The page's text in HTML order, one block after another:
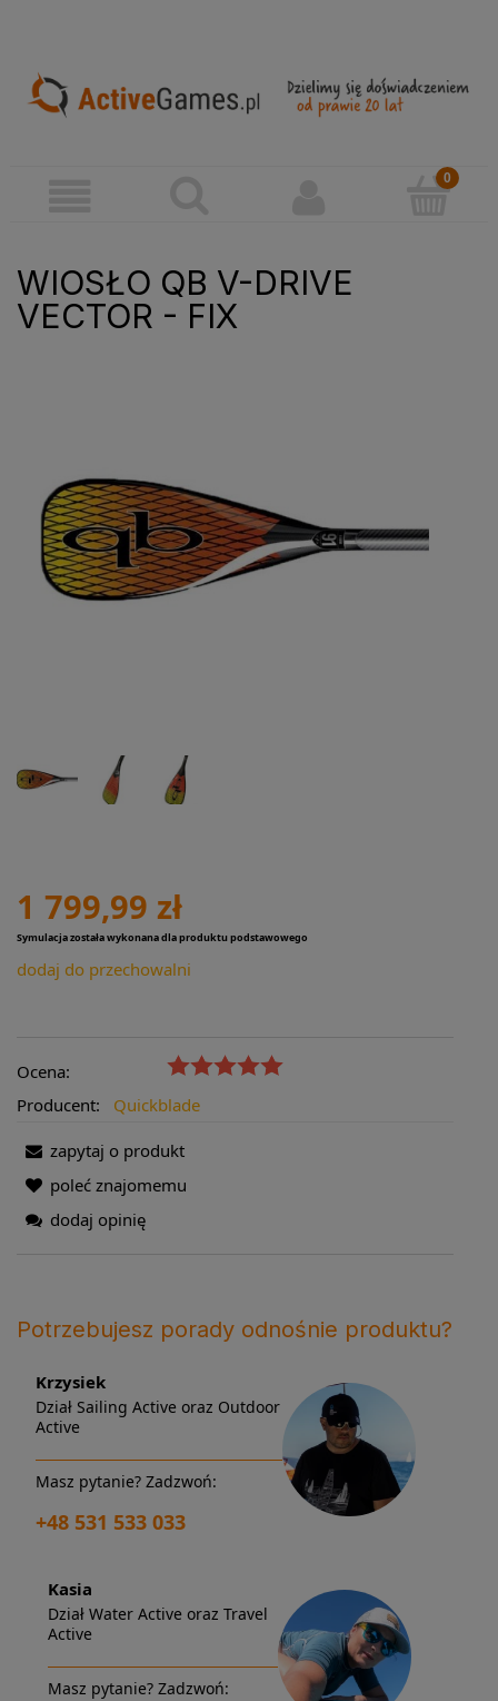
WIOSŁO QB V-DRIVE
VECTOR - FIX
1 799,99 zł
Symulacja została wykonana dla produktu podstawowego
dodaj do przechowalni
Ocena:
Producent:
Quickblade
zapytaj o produkt
poleć znajomemu
dodaj opinię
Potrzebujesz porady odnośnie produktu?
Krzysiek
Dział Sailing Active oraz Outdoor
Active
Masz pytanie? Zadzwoń:
+48 531 533 033
Kasia
Dział Water Active oraz Travel
Active
Masz pytanie? Zadzwoń: